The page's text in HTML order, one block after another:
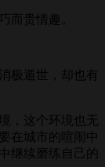
贵情趣。
极遁世，却也有
这个环境也无
在城市的喧闹中
继续磨练自己的